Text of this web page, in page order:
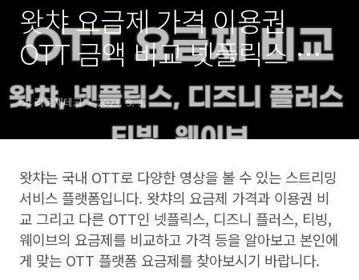
왓챠 요금제 가격 이용권
OTT 금액 비교 넷플릭스 디
즈니 플러스 티빙 웨이브
by 리코재테크 2023. 9. 3.
왓챠는 국내 OTT로 다양한 영상을 볼 수 있는 스트리밍
서비스 플랫폼입니다. 왓챠의 요금제 가격과 이용권 비
교 그리고 다른 OTT인 넷플릭스, 디즈니 플러스, 티빙,
웨이브의 요금제를 비교하고 가격 등을 알아보고 본인에
게 맞는 OTT 플랫폼 요금제를 찾아보시기 바랍니다.